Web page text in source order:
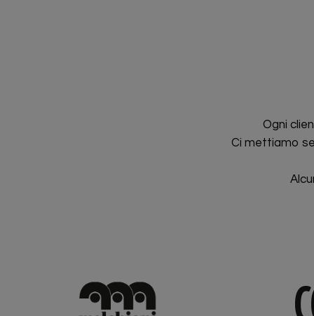
Ogni
Ci mettiamo